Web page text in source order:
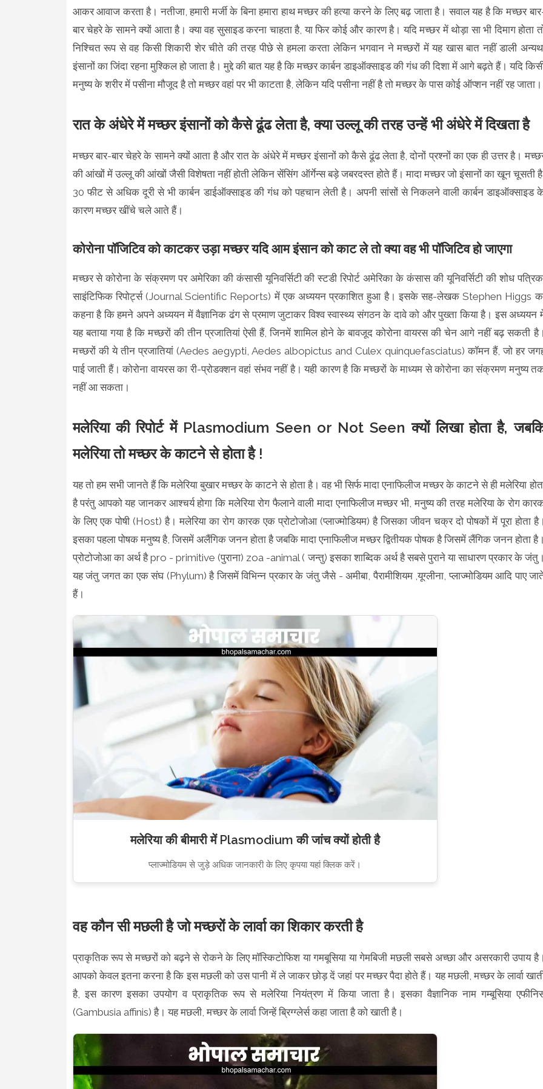
आकर आवाज करता है। नतीजा, हमारी मर्जी के बिना हमारा हाथ मच्छर की हत्या करने के लिए बढ़ जाता है। सवाल यह है कि मच्छर
बार चेहरे के सामने क्यों आता है। क्या वह सुसाइड करना चाहता है, या फिर कोई और कारण है। यदि मच्छर में थोड़ा सा भी दिमाग होता
निश्चित रूप से वह किसी शिकारी शेर चीते की तरह पीछे से हमला करता लेकिन भगवान ने मच्छरों में यह खास बात नहीं डाली
इंसानों का जिंदा रहना मुश्किल हो जाता है। मुद्दे की बात यह है कि मच्छर कार्बन डाइऑक्साइड की गंध की दिशा में आगे बढ़ते हैं। यदि
मनुष्य के शरीर में पसीना मौजूद है तो मच्छर वहां पर भी काटता है, लेकिन यदि पसीना नहीं है तो मच्छर के पास कोई ऑप्शन नहीं रह जाता।
रात के अंधेरे में मच्छर इंसानों को कैसे ढूंढ लेता है, क्या उल्लू की तरह उन्हें भी अंधेरे में दिखता है
मच्छर बार-बार चेहरे के सामने क्यों आता है और रात के अंधेरे में मच्छर इंसानों को कैसे ढूंढ लेता है, दोनों प्रश्नों का एक ही उत्तर है।
की आंखों में उल्लू की आंखों जैसी विशेषता नहीं होती लेकिन सेंसिंग ऑर्गेन्स बड़े जबरदस्त होते हैं। मादा मच्छर जो इंसानों का खून चूसती
30 फीट से अधिक दूरी से भी कार्बन डाईऑक्साइड की गंध को पहचान लेती है। अपनी सांसों से निकलने वाली कार्बन डाइऑक्साइड
कारण मच्छर खींचे चले आते हैं।
कोरोना पॉजिटिव को काटकर उड़ा मच्छर यदि आम इंसान को काट ले तो क्या वह भी पॉजिटिव हो जाएगा
मच्छर से कोरोना के संक्रमण पर अमेरिका की कंसासी यूनिवर्सिटी की स्टडी रिपोर्ट अमेरिका के कंसास की यूनिवर्सिटी की शोध
साइंटिफिक रिपोर्ट्स (Journal Scientific Reports) में एक अध्ययन प्रकाशित हुआ है। इसके सह-लेखक Stephen Higgs
कहना है कि हमने अपने अध्‍ययन में वैज्ञानिक ढंग से प्रमाण जुटाकर विश्‍व स्‍वास्‍थ्‍य संगठन के दावे को और पुख्‍ता किया है। इस अध्‍ययन
यह बताया गया है कि मच्‍छरों की तीन प्रजातियां ऐसी हैं, जिनमें शामिल होने के बावजूद कोरोना वायरस की चेन आगे नहीं बढ़ सकती
मच्‍छरों की ये तीन प्रजातियां (Aedes aegypti, Aedes albopictus and Culex quinquefasciatus) कॉमन हैं, जो हर
पाई जाती हैं। कोरोना वायरस का री-प्रोडक्‍शन वहां संभव नहीं है। यही कारण है कि मच्‍छरों के माध्‍यम से कोरोना का संक्रमण मनुष्‍य
नहीं आ सकता।
मलेरिया की रिपोर्ट में Plasmodium Seen or Not Seen क्यों लिखा होता है,
मलेरिया तो मच्छर के काटने से होता है !
यह तो हम सभी जानते हैं कि मलेरिया बुखार मच्छर के काटने से होता है। वह भी सिर्फ मादा एनाफिलीज मच्छर के काटने से ही मलेरिया
है परंतु आपको यह जानकर आश्चर्य होगा कि मलेरिया रोग फैलाने वाली मादा एनाफिलीज मच्छर भी, मनुष्य की तरह मलेरिया के रोग
के लिए एक पोषी (Host) है। मलेरिया का रोग कारक एक प्रोटोजोआ (प्लाज्मोडियम) है जिसका जीवन चक्र दो पोषकों में पूरा होता
इसका पहला पोषक मनुष्य है, जिसमें अलैंगिक जनन होता है जबकि मादा एनाफिलीज मच्छर द्वितीयक पोषक है जिसमें लैंगिक जनन होता
प्रोटोजोआ का अर्थ है pro - primitive (पुराना) zoa -animal ( जन्तु) इसका शाब्दिक अर्थ है सबसे पुराने या साधारण प्रकार के
यह जंतु जगत का एक संघ (Phylum) है जिसमें विभिन्न प्रकार के जंतु जैसे - अमीबा, पैरामीशियम ,यूग्लीना, प्लाज्मोडियम आदि पाए
हैं।
मलेरिया की बीमारी में Plasmodium की जांच क्यों होती है
प्लाज्मोडियम से जुड़े अधिक जानकारी के लिए कृपया यहां क्लिक करें।
वह कौन सी मछली है जो मच्छरों के लार्वा का शिकार करती है
प्राकृतिक रूप से मच्छरों को बढ़ने से रोकने के लिए मॉस्किटोफिश या गमबूसिया या गेमबिजी मछली सबसे अच्छा और असरकारी उपाय
आपको केवल इतना करना है कि इस मछली को उस पानी में ले जाकर छोड़ दें जहां पर मच्छर पैदा होते हैं। यह मछली, मच्छर के लार्वा
है, इस कारण इसका उपयोग व प्राकृतिक रूप से मलेरिया नियंत्रण में किया जाता है। इसका वैज्ञानिक नाम गम्बूसिया
(Gambusia affinis) है। यह मछली, मच्छर के लार्वा जिन्हें ब्रिग्ग्लेर्स कहा जाता है को खाती है।